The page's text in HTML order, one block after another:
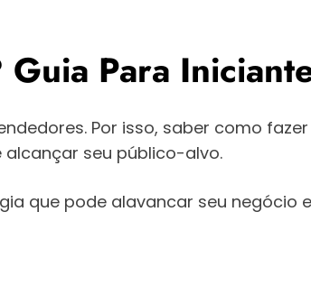
Para
Por isso, saber como
seu público-alvo.
que pode alavancar seu negócio